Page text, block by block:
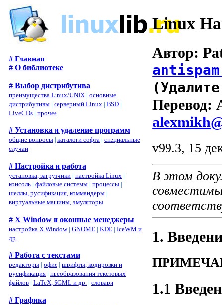
# Главная
# О библиотеке
# Выбор дистрибутива
преимущества Linux/UNIX | основные
дистрибутивы | серверный Linux | BSD |
LiveCDs | прочее
# Установка и удаление программ
общие вопросы | каталоги софта | специальные
случаи
# Настройка и работа
установка, загрузчики | настройка Linux |
консоль | файловые системы | процессы |
шеллы, русификация, коммандеры |
виртуальные машины, эмуляторы
# X Window и оконные менеджеры
настройка X Window| GNOME | KDE | IceWM и
др.
# Работа с текстами
редакторы | офис | шрифты, кодировки и
русификация | преобразования текстовых
файлов | LaTeX, SGML и др. | словари
# Графика
Linux
Автор:
Перевод:
v99.3, 15
В этом
1.
1.1